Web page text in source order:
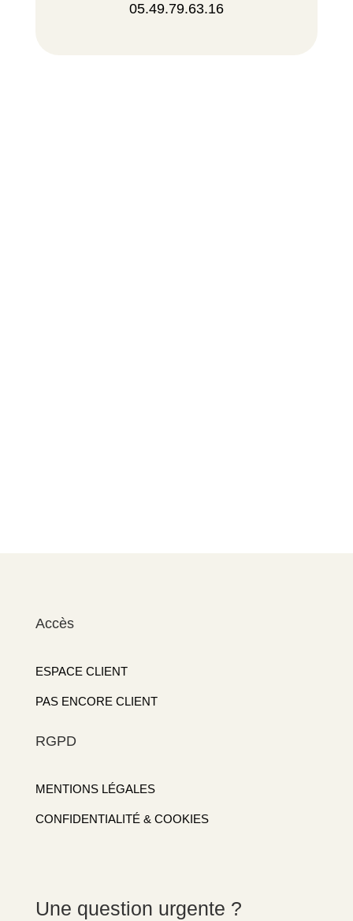
05.49.79.63.16
Accès
ESPACE CLIENT
PAS ENCORE CLIENT
RGPD
MENTIONS LÉGALES
CONFIDENTIALITÉ & COOKIES
Une question urgente ?